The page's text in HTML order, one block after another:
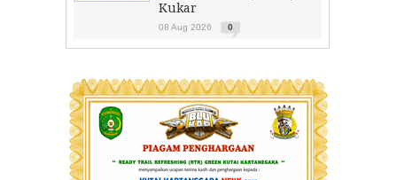
Kukar
08 Aug 2026 0